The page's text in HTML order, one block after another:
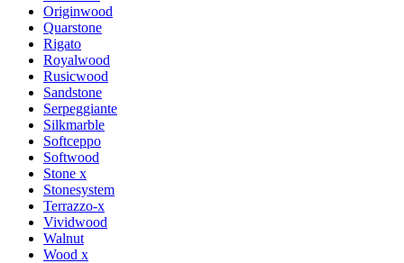
Originwood
Quarstone
Rigato
Royalwood
Rusicwood
Sandstone
Serpeggiante
Silkmarble
Softceppo
Softwood
Stone x
Stonesystem
Terrazzo-x
Vividwood
Walnut
Wood x